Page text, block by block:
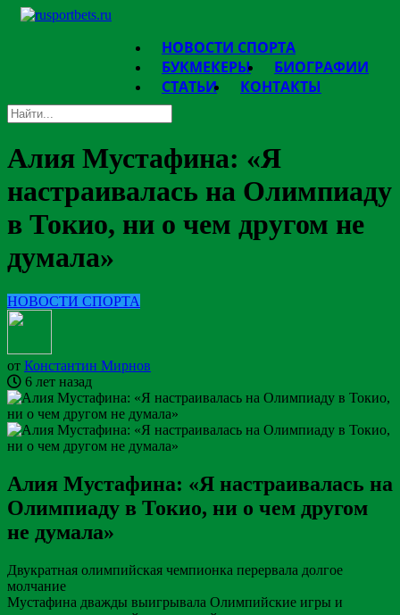
НОВОСТИ СПОРТА
БУКМЕКЕРЫ
БИОГРАФИИ
СТАТЬИ
КОНТАКТЫ
Алия Мустафина: «Я
настраивалась на Олимпиаду
в Токио, ни о чем другом не
думала»
НОВОСТИ СПОРТА
от Константин Мирнов
6 лет назад
Алия Мустафина: «Я настраивалась на
Олимпиаду в Токио, ни о чем другом
не думала»
Двукратная олимпийская чемпионка перервала долгое
молчание
Мустафина дважды выигрывала Олимпийские игры и